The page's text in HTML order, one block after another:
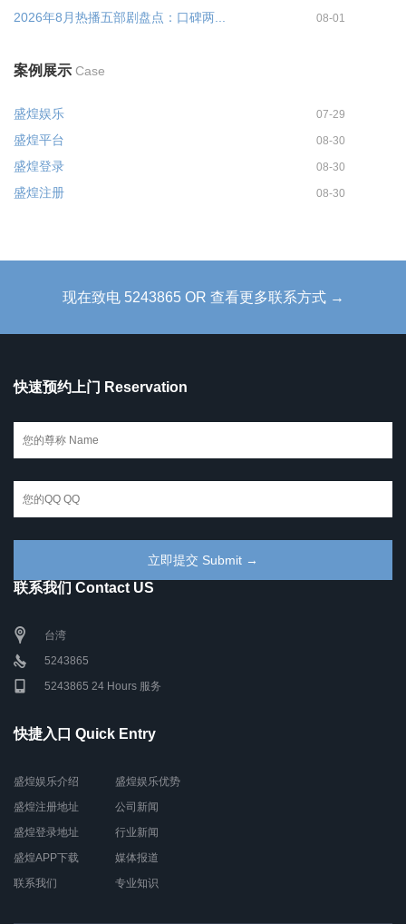
2026年8月热播五部剧盘点：口碑两... 08-01
案例展示 Case
盛煌娱乐 07-29
盛煌平台 08-30
盛煌登录 08-30
盛煌注册 08-30
现在致电 5243865 OR 查看更多联系方式 →
快速预约上门 Reservation
联系我们 Contact US
台湾
5243865
5243865 24 Hours 服务
快捷入口 Quick Entry
盛煌娱乐介绍
盛煌注册地址
盛煌登录地址
盛煌APP下载
联系我们
盛煌娱乐优势
公司新闻
行业新闻
媒体报道
专业知识